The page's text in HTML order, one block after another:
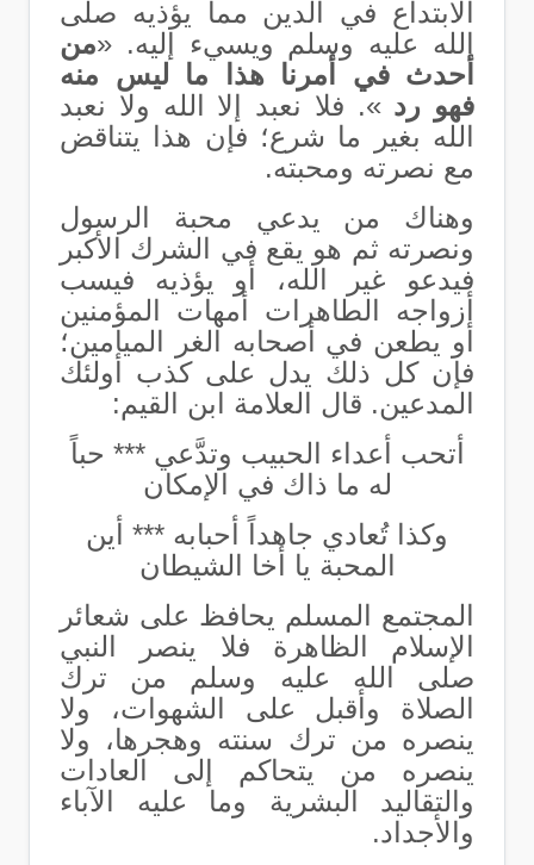
الابتداع في الدين مما يؤذيه صلى
الله عليه وسلم ويسيء إليه. «من
أحدث في أمرنا هذا ما ليس منه
فهو رد». فلا نعبد إلا الله ولا نعبد
الله بغير ما شرع؛ فإن هذا يتناقض
مع نصرته ومحبته.
وهناك من يدعي محبة الرسول
ونصرته ثم هو يقع في الشرك الأكبر
فيدعو غير الله، أو يؤذيه فيسب
أزواجه الطاهرات أمهات المؤمنين
أو يطعن في أصحابه الغر الميامين؛
فإن كل ذلك يدل على كذب أولئك
المدعين. قال العلامة ابن القيم:
أتحب أعداء الحبيب وتدَّعي *** حباً
له ما ذاك في الإمكان
وكذا تُعادي جاهداً أحبابه *** أين
المحبة يا أخا الشيطان
المجتمع المسلم يحافظ على شعائر
الإسلام الظاهرة فلا ينصر النبي
صلى الله عليه وسلم من ترك
الصلاة وأقبل على الشهوات، ولا
ينصره من ترك سنته وهجرها، ولا
ينصره من يتحاكم إلى العادات
والتقاليد البشرية وما عليه الآباء
والأجداد.